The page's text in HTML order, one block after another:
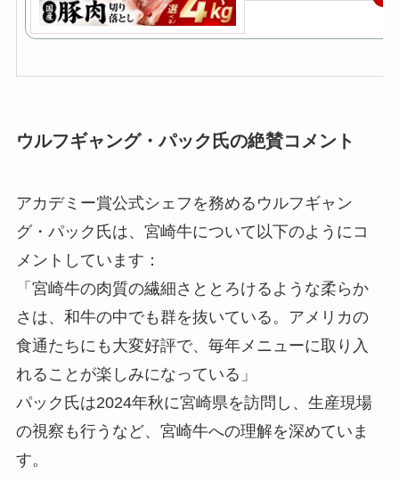
ウルフギャング・パック氏の絶賛コメント
アカデミー賞公式シェフを務めるウルフギャン
グ・パック氏は、宮崎牛について以下のようにコ
メントしています：
「宮崎牛の肉質の繊細さととろけるような柔らか
さは、和牛の中でも群を抜いている。アメリカの
食通たちにも大変好評で、毎年メニューに取り入
れることが楽しみになっている」
パック氏は2024年秋に宮崎県を訪問し、生産現場
の視察も行うなど、宮崎牛への理解を深めていま
す。